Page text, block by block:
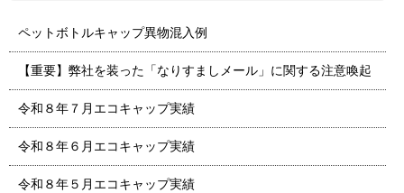
ペットボトルキャップ異物混入例
【重要】弊社を装った「なりすましメール」に関する注意喚起
令和８年７月エコキャップ実績
令和８年６月エコキャップ実績
令和８年５月エコキャップ実績